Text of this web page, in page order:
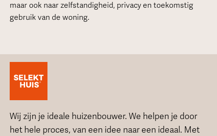
maar ook naar zelfstandigheid, privacy en toekomstig
gebruik van de woning.
Wij zijn je ideale huizenbouwer. We helpen je door
het hele proces, van een idee naar een ideaal. Met